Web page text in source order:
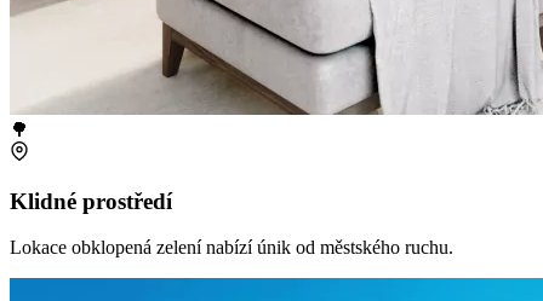
🌳
Klidné prostředí
Lokace obklopená zelení nabízí únik od městského ruchu.